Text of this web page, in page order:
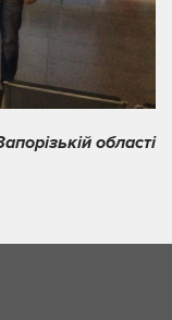
області